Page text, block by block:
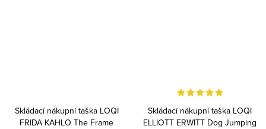
Skládací nákupní taška LOQI
FRIDA KAHLO The Frame
Skládací nákupní taška LOQI
ELLIOTT ERWITT Dog Jumping